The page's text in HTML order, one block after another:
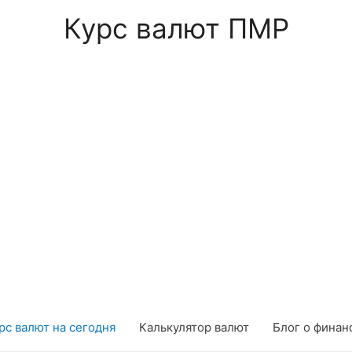
Курс валют ПМР
валют на сегодня Калькулятор валют Блог о